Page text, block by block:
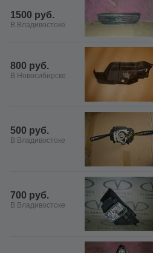
1500 руб.
В Владивостоке
800 руб.
В Новосибирске
500 руб.
В Владивостоке
700 руб.
В Владивостоке